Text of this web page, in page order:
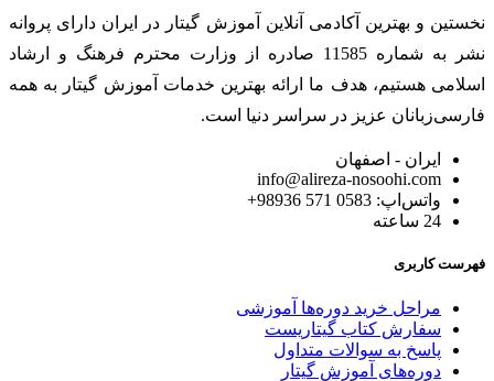
نخستین و بهترین آکادمی آنلاین آموزش گیتار در ایران دارای پروانه
نشر به شماره 11585 صادره از وزارت محترم فرهنگ و ارشاد
اسلامی هستیم، هدف ما ارائه بهترین خدمات آموزش گیتار به همه
فارسی‌زبانان عزیز در سراسر دنیا است.
ایران - اصفهان
info@alireza-nosoohi.com
واتس‌اپ: 0583 571 98936+
24 ساعته
فهرست کاربری
مراحل خرید دوره‌ها آموزشی
سفارش کتاب گیتاریست
پاسخ به سوالات متداول
دوره‌های آموزش گیتار